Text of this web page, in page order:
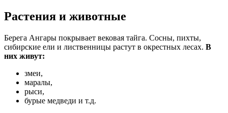
Растения и животные
Берега Ангары покрывает вековая тайга. Сосны, пихты,
сибирские ели и лиственницы растут в окрестных лесах. В
них живут:
змеи,
маралы,
рыси,
бурые медведи и т.д.